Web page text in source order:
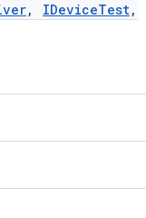
, IDeviceTest,